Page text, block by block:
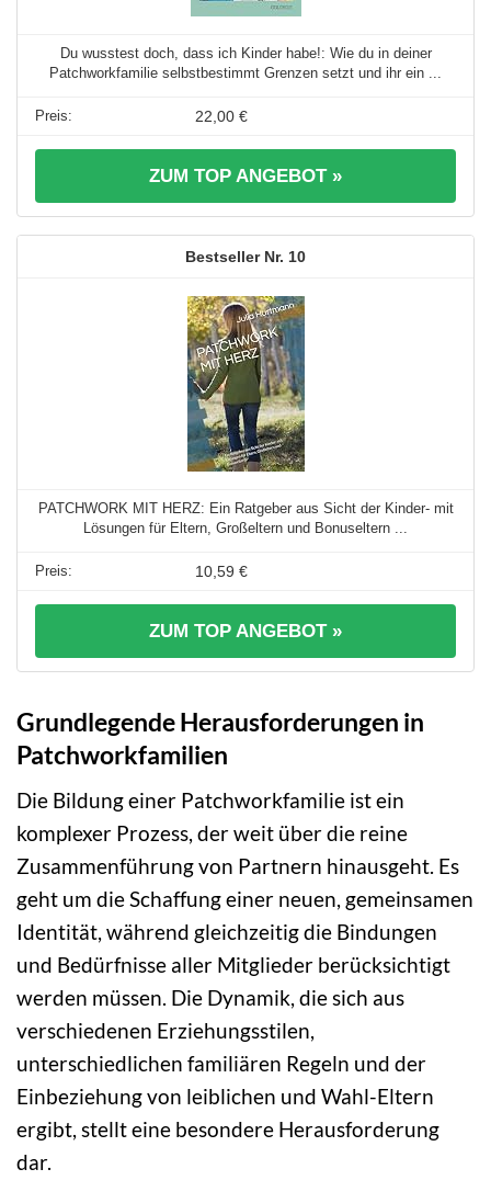
Du wusstest doch, dass ich Kinder habe!: Wie du in deiner
Patchworkfamilie selbstbestimmt Grenzen setzt und ihr ein ...
22,00 €
ZUM TOP ANGEBOT »
10
PATCHWORK MIT HERZ: Ein Ratgeber aus Sicht der Kinder- mit
Lösungen für Eltern, Großeltern und Bonuseltern ...
10,59 €
ZUM TOP ANGEBOT »
Grundlegende Herausforderungen in
Patchworkfamilien
Die Bildung einer Patchworkfamilie ist ein
komplexer Prozess, der weit über die reine
Zusammenführung von Partnern hinausgeht. Es
geht um die Schaffung einer neuen, gemeinsamen
Identität, während gleichzeitig die Bindungen
und Bedürfnisse aller Mitglieder berücksichtigt
werden müssen. Die Dynamik, die sich aus
verschiedenen Erziehungsstilen,
unterschiedlichen familiären Regeln und der
Einbeziehung von leiblichen und Wahl-Eltern
ergibt, stellt eine besondere Herausforderung
dar.